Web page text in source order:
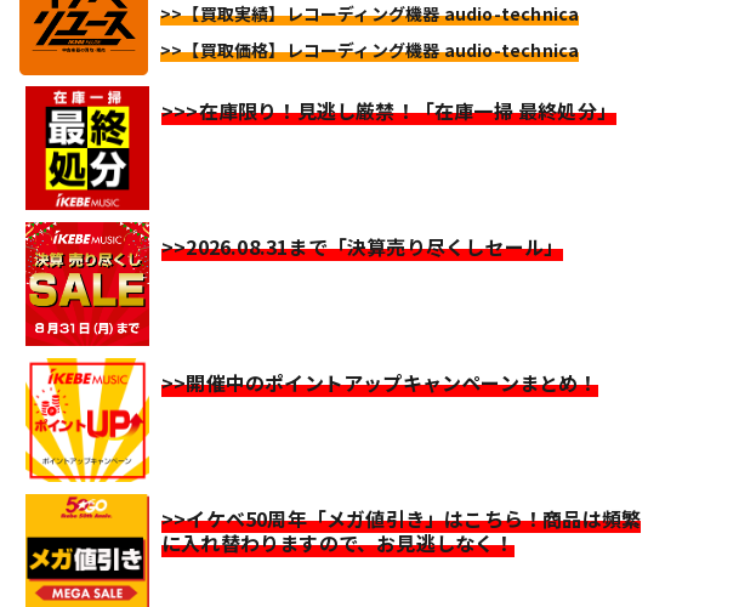
>>【買取実績】レコーディング機器 audio-technica
>>【買取価格】レコーディング機器 audio-technica
>>>在庫限り！見逃し厳禁！「在庫一掃 最終処分」
>>2026.08.31まで「決算売り尽くしセール」
>>開催中のポイントアップキャンペーンまとめ！
>>イケベ50周年「メガ値引き」はこちら！商品は頻繁
に入れ替わりますので、お見逃しなく！